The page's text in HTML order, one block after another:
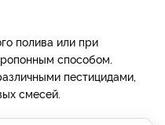
полива или при
способом.
пестицидами,
смесей.